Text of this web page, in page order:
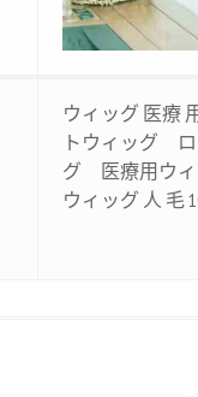
ウィッグ 医療
トウィッグ
グ 医療用ウ
ウィッグ 人 毛